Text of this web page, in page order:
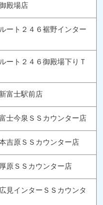
殿場店
ート２４６裾野インター
ート２４６御殿場下りＴ
富士駅前店
士今泉ＳＳカウンター店
吉原ＳＳカウンター店
原ＳＳカウンター店
見インターＳＳカウンタ